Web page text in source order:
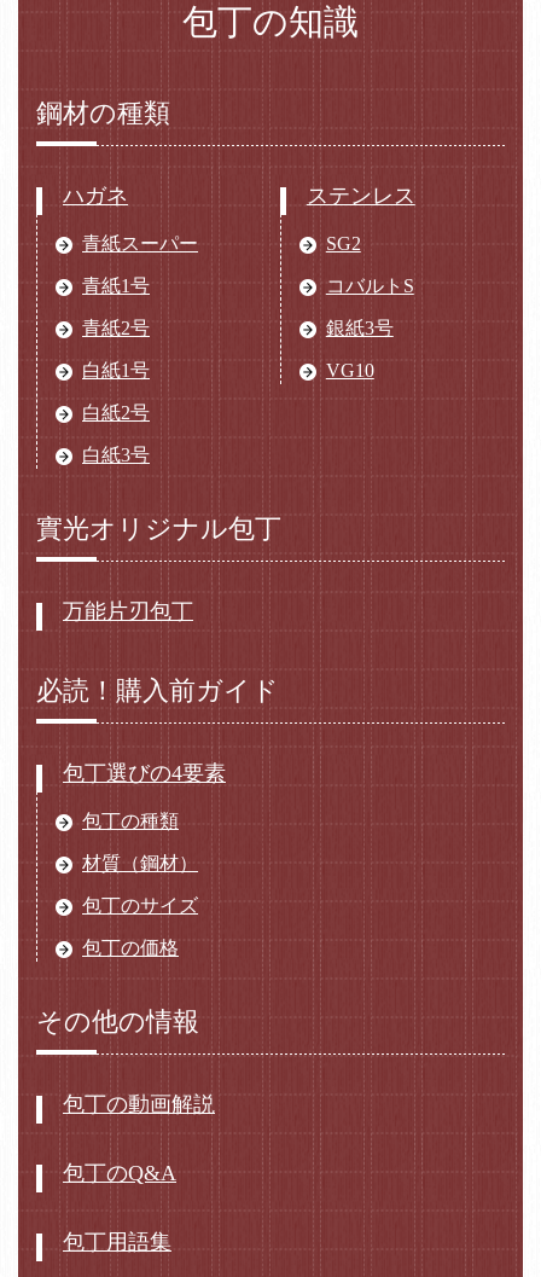
包丁の知識
鋼材の種類
ハガネ
青紙スーパー
青紙1号
青紙2号
白紙1号
白紙2号
白紙3号
ステンレス
SG2
コバルトS
銀紙3号
VG10
實光オリジナル包丁
万能片刃包丁
必読！購入前ガイド
包丁選びの4要素
包丁の種類
材質（鋼材）
包丁のサイズ
包丁の価格
その他の情報
包丁の動画解説
包丁のQ&A
包丁用語集